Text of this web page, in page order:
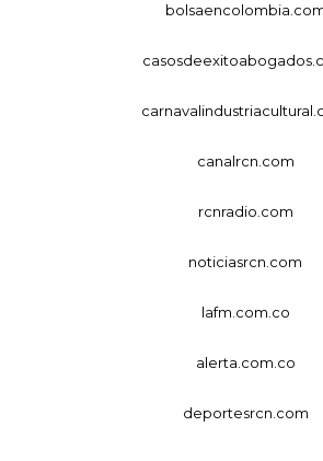
canalrcn.com
rcnradio.com
noticiasrcn.com
lafm.com.co
alerta.com.co
deportesrcn.com